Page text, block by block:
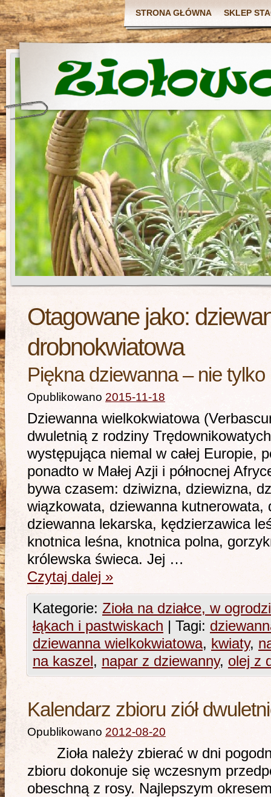
STRONA GŁÓWNA SKLEP
Otagowane jako:
drobnokwiatowa
Piękna dziewanna – nie
Opublikowano 2015-11-18
Dziewanna wielkokwiatowa
dwuletnią z rodziny
występująca niemal w całej Europie,
ponadto w Małej Azji i północnej
bywa czasem: dziwizna, dziewizna,
wiązkowata, dziewanna kutnerowata,
dziewanna lekarska, kędzierzawica
knotnica leśna, knotnica polna,
królewska świeca. Jej …
Czytaj dalej »
Kategorie: Zioła na działce, w
łąkach i pastwiskach | Tagi:
dziewanna wielkokwiatowa, kwiaty,
na kaszel, napar z dziewanny, olej z
Kalendarz zbioru ziół
Opublikowano 2012-08-20
Zioła należy zbierać w dni
zbioru dokonuje się wczesnym
obeschną z rosy. Najlepszym